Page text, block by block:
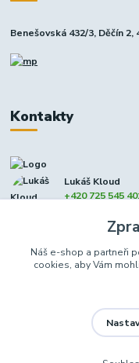
Benešovská 432/3, Děčín 2,
Kontakty
Lukáš Kloud
+420 725 545
Náš e-shop a partneři
cookies, aby Vám